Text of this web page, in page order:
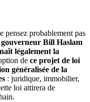
pensez probablement pas
gouverneur Bill Haslam
légalement la
de ce projet de loi
généralisée de la
: juridique, immobilier,
loi attirera de